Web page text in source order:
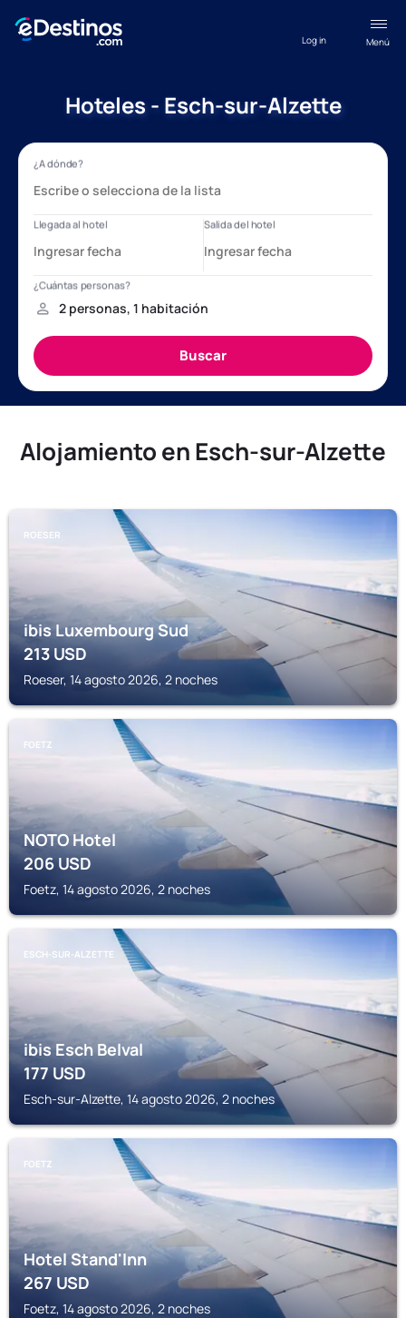
Menú
Log in
Hoteles - Esch-sur-Alzette
Alojamiento en Esch-sur-Alzette
ROESER
ibis Luxembourg Sud
213USD
Roeser, 14 agosto 2026, 2 noches
FOETZ
NOTO Hotel
206USD
Foetz, 14 agosto 2026, 2 noches
ESCH-SUR-ALZETTE
ibis Esch Belval
177USD
Esch-sur-Alzette, 14 agosto 2026, 2 noches
FOETZ
Hotel Stand'Inn
267USD
Foetz, 14 agosto 2026, 2 noches